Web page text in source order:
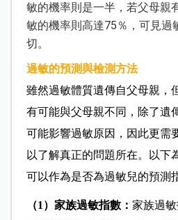
敏的機率則是一半，若父母親
敏的機率則高達75％，可見過
切。
過敏的預測與檢測方法
雖然過敏體質遺傳自父母親，
有可能與父母親不同，除了遺
可能影響過敏原因，因此更需
以了解真正的問題所在。以下
可以作為是否為過敏兒的預測
（1）家族過敏指數： 家族過